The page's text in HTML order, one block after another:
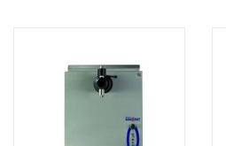
Rohstoffe & Präsentation